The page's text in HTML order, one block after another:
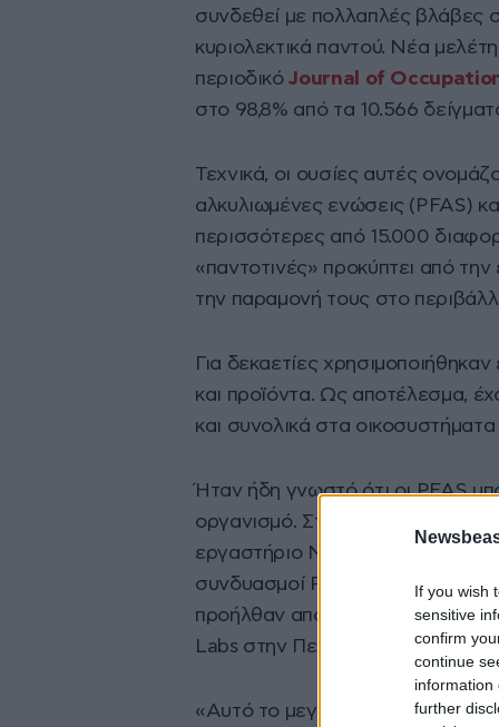
If you wish
sensitive
confirm
continue
information
further
συνδεθεί με πολλαπλές βλάβες
κυριολεκτικά παντού. Νέα
περιοδικόJournal of
στο 98,8% από τα 10.566
Τεχνικά, οι ουσίες αυτές
αλκυλιωμένες ενώσεις (PFAS)
περισσότερες από 15.000
«παντοτινές» προκύπτει από
την παραμονή τους στο
Για δεκαετίες
και προϊόντα. Ως αποτέλεσμα,
και συνολικά στα
Ήταν ήδη γνωστό ότι οι PFAS
οργανισμό. Στη νέα αυτή
εργαστήριο NMS Labs
συνδυασμοί PFAS υπάρχουν
προήλθαν από 10.566 δείγματα
Labs στην Πενσιλβάνια για
«Αυτό το μεγάλο σύνολο